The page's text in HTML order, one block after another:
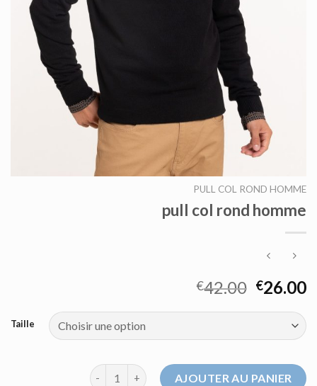
PULL COL ROND HOMME
pull col rond homme
€42.00 €26.00
Taille
quantité de pull col rond homme
AJOUTER AU PANIER